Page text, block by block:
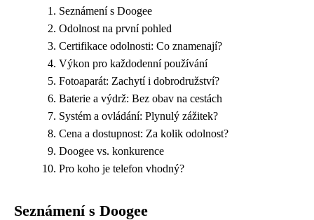
Seznámení s Doogee
Odolnost na první pohled
Certifikace odolnosti: Co znamenají?
Výkon pro každodenní používání
Fotoaparát: Zachytí i dobrodružství?
Baterie a výdrž: Bez obav na cestách
Systém a ovládání: Plynulý zážitek?
Cena a dostupnost: Za kolik odolnost?
Doogee vs. konkurence
Pro koho je telefon vhodný?
Seznámení s Doogee